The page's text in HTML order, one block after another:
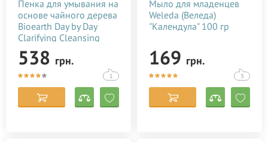
Пенка для умывания на
основе чайного дерева
Bioearth Day by Day
Clarifying Cleansing
Mousse 150 мл
538 грн.
1
Мыло для младенцев
Weleda (Веледа)
"Календула" 100 гр
169 грн.
3